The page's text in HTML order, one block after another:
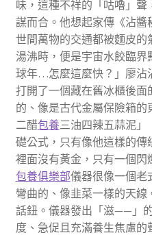
味，這種不祥的「咕嚕」
謀而合。他想起家傳《沾
世間萬物的交通都被麵皮
湯沸時，便是宇宙水餃臨
球年…怎麼這麼快？」廖沾
打開了一個藏在舊冰櫃後
的、像是古代金屬保險箱
二醋包養三油四辣五蒜泥」
礎公式，只有像他這樣的傳
裡面沒有黃金，只有一個
包養俱樂部儀器很像一個老
彎曲的、像韭菜一樣的天
話鈕。儀器發出「滋——」
度、急促且充滿養生焦慮